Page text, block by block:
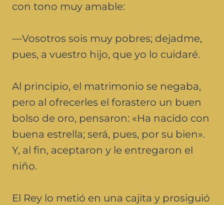
con tono muy amable:
—Vosotros sois muy pobres; dejadme,
pues, a vuestro hijo, que yo lo cuidaré.
Al principio, el matrimonio se negaba,
pero al ofrecerles el forastero un buen
bolso de oro, pensaron: «Ha nacido con
buena estrella; será, pues, por su bien».
Y, al fin, aceptaron y le entregaron el
niño.
El Rey lo metió en una cajita y prosiguió